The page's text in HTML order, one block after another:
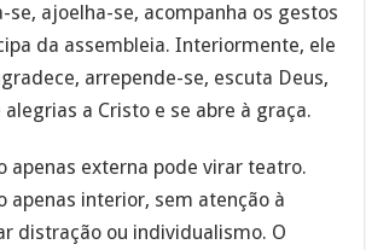
se, ajoelha-se, acompanha os gestos
da assembleia. Interiormente, ele
arrepende-se, escuta Deus,
alegrias a Cristo e se abre à graça.
apenas externa pode virar teatro.
apenas interior, sem atenção à
distração ou individualismo. O